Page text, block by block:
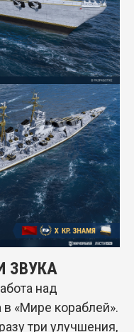
ЗВУКА
над
«Мире кораблей».
три улучшения,